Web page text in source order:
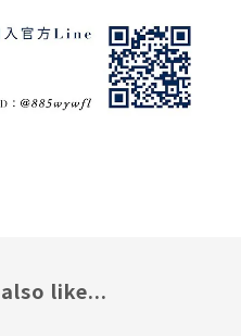
like...